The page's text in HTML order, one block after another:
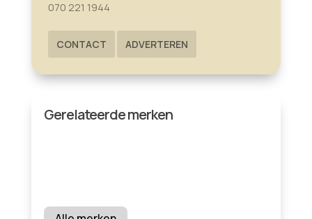
070 221 1944
CONTACT ADVERTEREN
Gerelateerde merken